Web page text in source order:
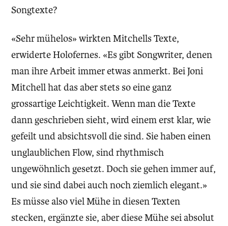
Songtexte?
«Sehr mühelos» wirkten Mitchells Texte,
erwiderte Holofernes. «Es gibt Songwriter, denen
man ihre Arbeit immer etwas anmerkt. Bei Joni
Mitchell hat das aber stets so eine ganz
grossartige Leichtigkeit. Wenn man die Texte
dann geschrieben sieht, wird einem erst klar, wie
gefeilt und absichtsvoll die sind. Sie haben einen
unglaublichen Flow, sind rhythmisch
ungewöhnlich gesetzt. Doch sie gehen immer auf,
und sie sind dabei auch noch ziemlich elegant.»
Es müsse also viel Mühe in diesen Texten
stecken, ergänzte sie, aber diese Mühe sei absolut